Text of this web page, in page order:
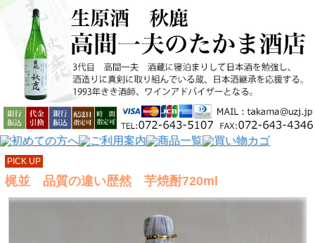
PICK UP
梶並 品質の違い歴然 芋焼酎720ml